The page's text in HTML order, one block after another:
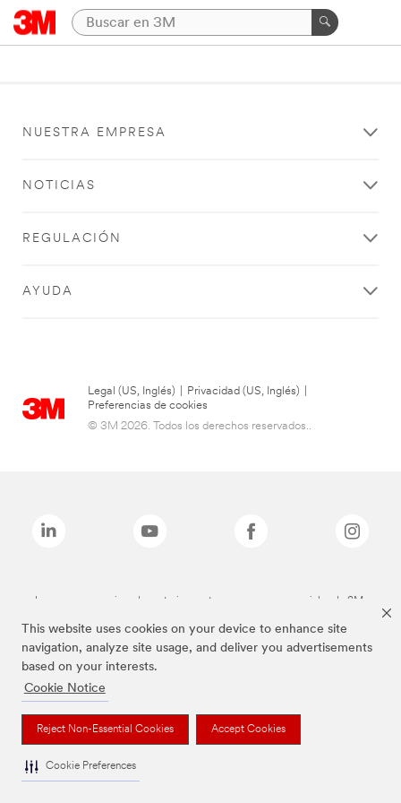
This website uses cookies on your device to enhance site
navigation, analyze site usage, and deliver you advertisements
based on your interests.
Cookie Notice
Reject Non-Essential Cookies Accept Cookies
Cookie Preferences
NUESTRA EMPRESA
NOTICIAS
REGULACIÓN
AYUDA
Legal (US, Inglés) Privacidad (US, Inglés)
Preferencias de cookies
© 3M 2026. Todos los derechos reservados..
Las marcas mencionadas anteriormente son marcas comerciales de 3M.